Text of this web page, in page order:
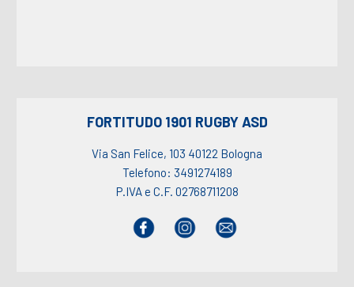
FORTITUDO 1901 RUGBY ASD
Via San Felice, 103 40122 Bologna
Telefono: 3491274189
P.IVA e C.F. 02768711208